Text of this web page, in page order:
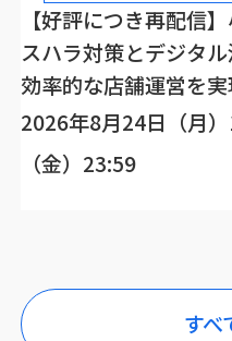
【好評につき再配信
スハラ対策とデジタ
効率的な店舗運営を
2026年8月24日（月
（金）23:59
すべ